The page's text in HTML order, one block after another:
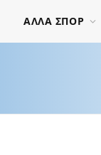
ΑΛΛΑ ΣΠΟΡ